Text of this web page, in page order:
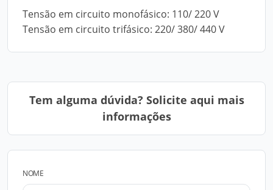
Tensão em circuito monofásico: 110/ 220 V
Tensão em circuito trifásico: 220/ 380/ 440 V
Tem alguma dúvida? Solicite aqui mais
informações
NOME